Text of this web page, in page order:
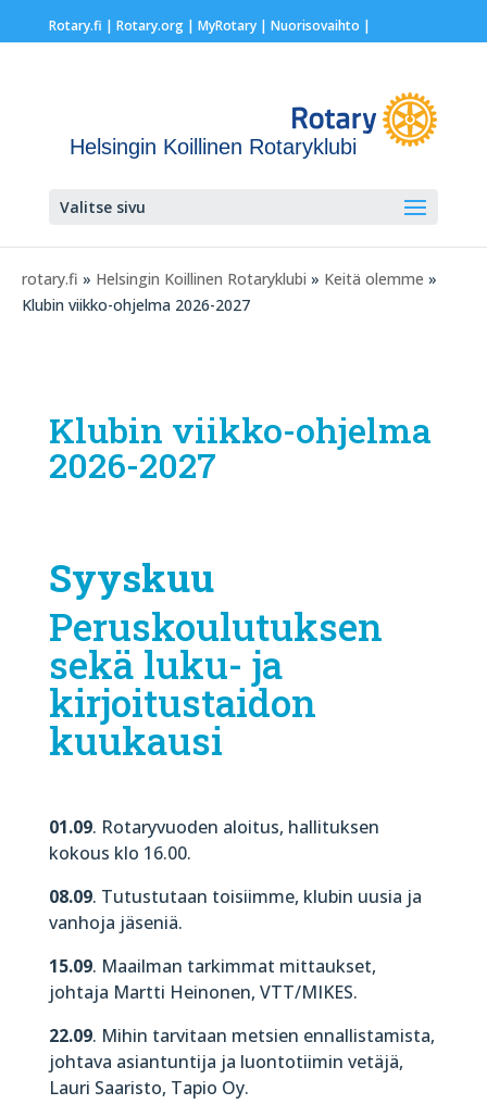
Rotary.fi | Rotary.org| MyRotary | Nuorisovaihto |
Helsingin Koillinen Rotaryklubi
Valitse sivu
rotary.fi » Helsingin Koillinen Rotaryklubi » Keitä olemme »
Klubin viikko-ohjelma 2026-2027
Klubin viikko-ohjelma
2026-2027
Syyskuu
Peruskoulutuksen
sekä luku- ja
kirjoitustaidon
kuukausi
01.09. Rotaryvuoden aloitus, hallituksen
kokous klo 16.00.
08.09. Tutustutaan toisiimme, klubin uusia ja
vanhoja jäseniä.
15.09. Maailman tarkimmat mittaukset,
johtaja Martti Heinonen, VTT/MIKES.
22.09. Mihin tarvitaan metsien ennallistamista,
johtava asiantuntija ja luontotiimin vetäjä,
Lauri Saaristo, Tapio Oy.